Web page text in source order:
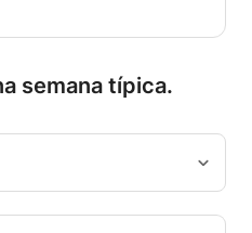
semana típica.